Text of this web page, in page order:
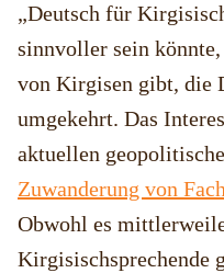
„Deutsch für
sinnvoller sein könnte,
von Kirgisen gibt, die
umgekehrt. Das
aktuellen
Zuwanderung von
Obwohl es
Kirgisischsprechende